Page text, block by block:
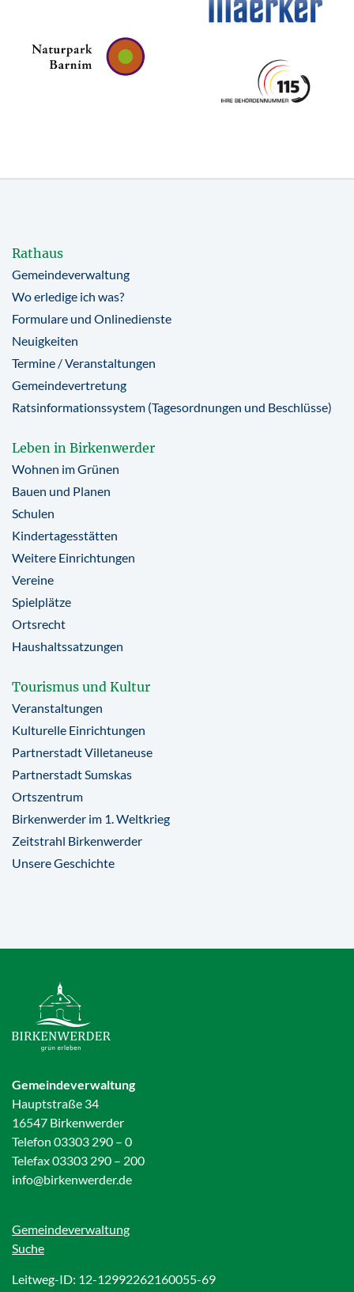
Rathaus
Gemeindeverwaltung
Wo erledige ich was?
Formulare und Onlinedienste
Neuigkeiten
Termine / Veranstaltungen
Gemeindevertretung
Ratsinformationssystem (Tagesordnungen und Beschlüsse)
Leben in Birkenwerder
Wohnen im Grünen
Bauen und Planen
Schulen
Kindertagesstätten
Weitere Einrichtungen
Vereine
Spielplätze
Ortsrecht
Haushaltssatzungen
Tourismus und Kultur
Veranstaltungen
Kulturelle Einrichtungen
Partnerstadt Villetaneuse
Partnerstadt Sumskas
Ortszentrum
Birkenwerder im 1. Weltkrieg
Zeitstrahl Birkenwerder
Unsere Geschichte
Gemeindeverwaltung
Hauptstraße 34
16547 Birkenwerder
Telefon 03303 290 – 0
Telefax 03303 290 – 200
info@birkenwerder.de
Gemeindeverwaltung
Suche
Leitweg-ID: 12-12992262160055-69